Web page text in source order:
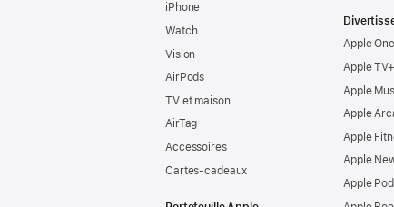
iPhone
Watch
Vision
AirPods
TV et maison
AirTag
Accessoires
Cartes-cadeaux
Apple One
Apple TV+
Apple
Apple
Apple
Apple
Apple